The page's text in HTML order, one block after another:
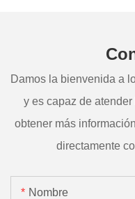
Damos la bienvenida a
y es capaz de
obtener más
directamente
Nombre